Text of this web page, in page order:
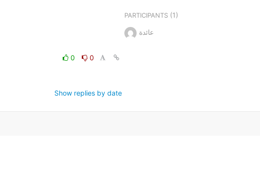
0
0
Show replies by date
PARTICIPANTS(1)
عائدة